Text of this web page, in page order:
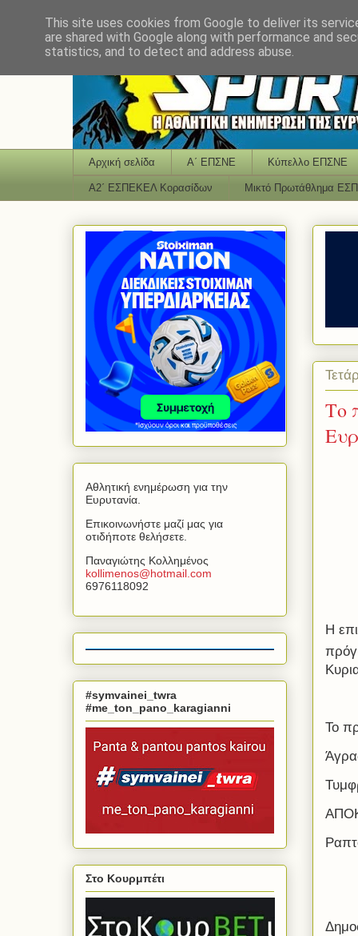
Αρχική σελίδα Α΄ ΕΠΣΝΕ Κύπελλο ΕΠΣΝΕ
Α2΄ ΕΣΠΕΚΕΛ Κορασίδων Μικτό Πρωτάθλημα
Το
Η
Το
ΑΠΟΚ
Αθλητική ενημέρωση για την
Ευρυτανία.
Επικοινωνήστε μαζί μας για
οτιδήποτε θελήσετε.
Παναγιώτης Κολλημένος
kollimenos@hotmail com
6976118092
#symvainei_twra
#me_ton_pano_karagianni
Στο Κουρμπέτι
This site uses cookies from Google to deliver its
are shared with Google along with performance and
statistics, and to detect and address abuse.